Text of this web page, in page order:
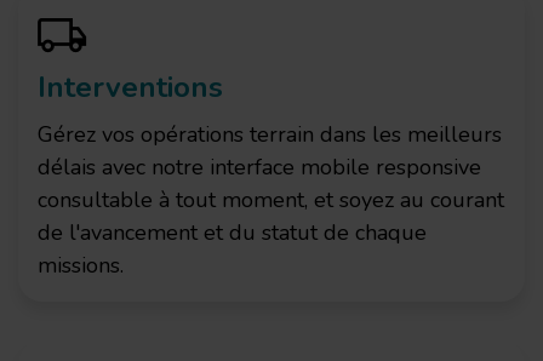
Interventions
Gérez vos opérations terrain dans les meilleurs
délais avec notre interface mobile responsive
consultable à tout moment, et soyez au courant
de l'avancement et du statut de chaque
missions.